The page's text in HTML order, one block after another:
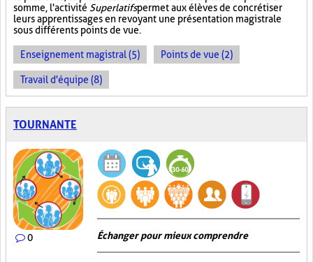
somme, l'activité Superlatifspermet aux élèves de concrétiser
leurs apprentissages en revoyant une présentation magistrale
sous différents points de vue.
Enseignement magistral (5) Points de vue (2)
Travail d'équipe (8)
TOURNANTE
0 Échanger pour mieux comprendre